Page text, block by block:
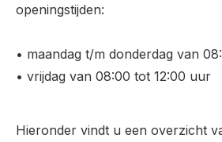
openingstijden:
• maandag t/m donderdag van
• vrijdag van 08:00 tot 12:00 uur
Hieronder vindt u een overzicht